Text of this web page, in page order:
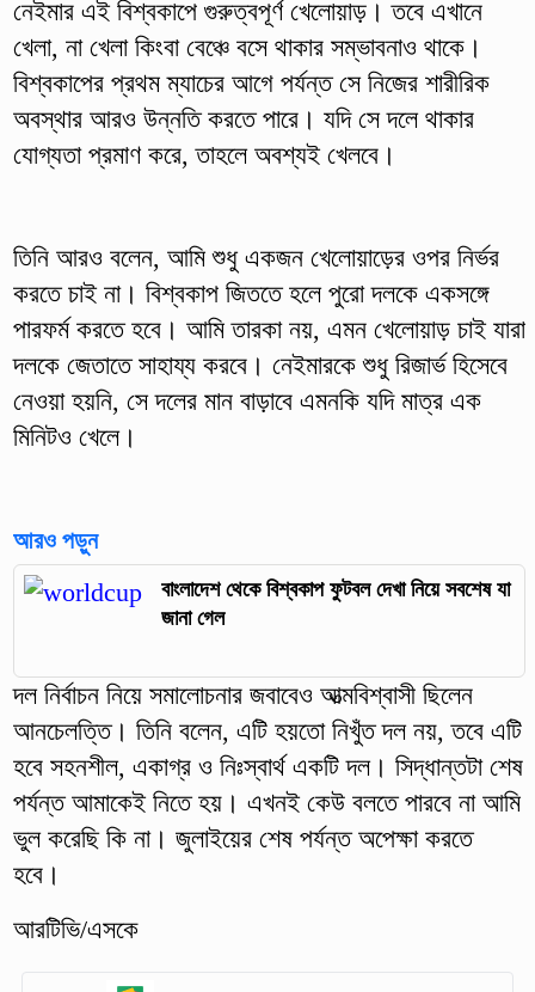
নেইমার এই বিশ্বকাপে গুরুত্বপূর্ণ খেলোয়াড়। তবে এখানে
খেলা, না খেলা কিংবা বেঞ্চে বসে থাকার সম্ভাবনাও থাকে।
বিশ্বকাপের প্রথম ম্যাচের আগে পর্যন্ত সে নিজের শারীরিক
অবস্থার আরও উন্নতি করতে পারে। যদি সে দলে থাকার
যোগ্যতা প্রমাণ করে, তাহলে অবশ্যই খেলবে।
তিনি আরও বলেন, আমি শুধু একজন খেলোয়াড়ের ওপর নির্ভর
করতে চাই না। বিশ্বকাপ জিততে হলে পুরো দলকে একসঙ্গে
পারফর্ম করতে হবে। আমি তারকা নয়, এমন খেলোয়াড় চাই যারা
দলকে জেতাতে সাহায্য করবে। নেইমারকে শুধু রিজার্ভ হিসেবে
নেওয়া হয়নি, সে দলের মান বাড়াবে এমনকি যদি মাত্র এক
মিনিটও খেলে।
আরও পড়ুন
বাংলাদেশ থেকে বিশ্বকাপ ফুটবল দেখা নিয়ে সবশেষ যা
জানা গেল
দল নির্বাচন নিয়ে সমালোচনার জবাবেও আত্মবিশ্বাসী ছিলেন
আনচেলত্তি। তিনি বলেন, এটি হয়তো নিখুঁত দল নয়, তবে এটি
হবে সহনশীল, একাগ্র ও নিঃস্বার্থ একটি দল। সিদ্ধান্তটা শেষ
পর্যন্ত আমাকেই নিতে হয়। এখনই কেউ বলতে পারবে না আমি
ভুল করেছি কি না। জুলাইয়ের শেষ পর্যন্ত অপেক্ষা করতে
হবে।
আরটিভি/এসকে